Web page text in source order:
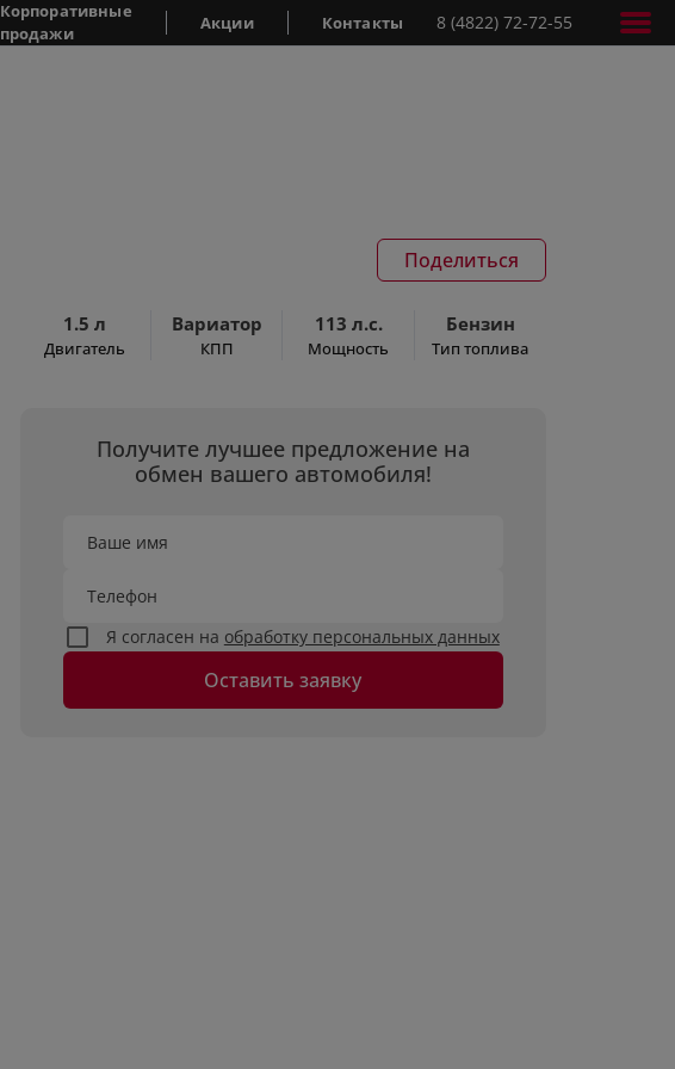
Корпоративные
продажи
Акции Контакты 8 (4822) 72-72-55
Поделиться
1.5 л
Двигатель
Вариатор
КПП
113 л.с.
Мощность
Бензин
Тип топлива
Получите лучшее предложение на
обмен вашего автомобиля!
Ваше имя
Телефон
Я согласен на обработку персональных данных
Оставить заявку